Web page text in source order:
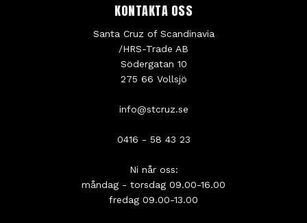
KONTAKTA OSS
Santa Cruz of Scandinavia
/HRS-Trade AB
Södergatan 10
275 66 Vollsjö
info@stcruz.se
0416 - 58 43 23
Ni når oss:
måndag - torsdag 09.00-16.00
fredag 09.00-13.00